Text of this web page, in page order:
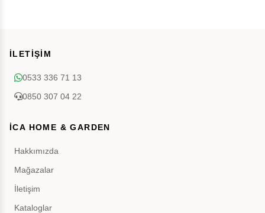
İLETİŞİM
0533 336 71 13
0850 307 04 22
İCA HOME & GARDEN
Hakkımızda
Mağazalar
İletişim
Kataloglar